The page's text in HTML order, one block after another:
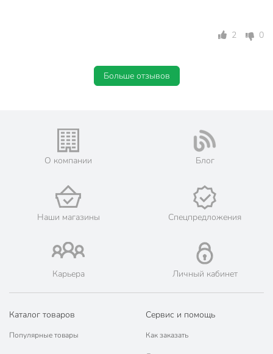
2 0
Больше отзывов
О компании Блог
Наши магазины Спецпредложения
Карьера Личный кабинет
Каталог товаров
Популярные товары
Сервис и помощь
Как заказать